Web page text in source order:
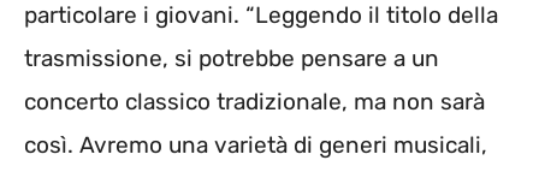
particolare i giovani. “Leggendo il titolo della
trasmissione, si potrebbe pensare a un
concerto classico tradizionale, ma non sarà
così. Avremo una varietà di generi musicali,